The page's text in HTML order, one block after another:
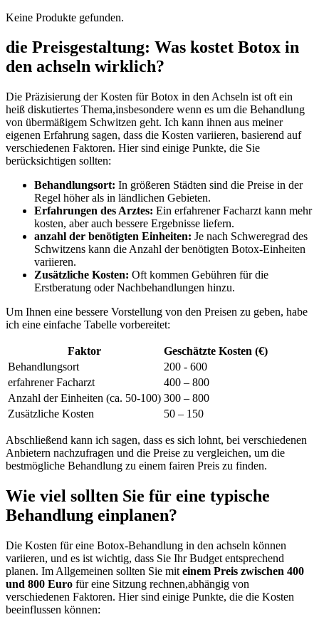
Keine Produkte gefunden.
die Preisgestaltung: ⁢Was kostet Botox in
den achseln wirklich?
Die Präzisierung der Kosten für Botox in⁣ den Achseln ist‍ oft ein
heiß diskutiertes Thema,insbesondere wenn‌ es um die Behandlung
von übermäßigem ⁢Schwitzen geht. Ich kann ihnen aus ‍meiner
eigenen ​Erfahrung sagen, dass die Kosten ​variieren, basierend auf
verschiedenen Faktoren. Hier sind einige Punkte, ⁢die Sie
berücksichtigen sollten:
Behandlungsort: In größeren Städten sind die Preise in der
Regel höher als in ländlichen Gebieten.
Erfahrungen des⁤ Arztes: Ein erfahrener Facharzt kann ⁤mehr
​kosten,⁣ aber auch bessere Ergebnisse liefern.
anzahl der benötigten ⁣Einheiten: Je nach Schweregrad des
Schwitzens kann die Anzahl der benötigten Botox-Einheiten
variieren.
Zusätzliche ​Kosten: Oft kommen Gebühren für die
Erstberatung oder Nachbehandlungen hinzu.
Um Ihnen eine bessere Vorstellung‌ von den Preisen zu geben, habe
ich eine einfache Tabelle vorbereitet:
Faktor
Geschätzte Kosten (€)
Behandlungsort
200 -⁣ 600
erfahrener Facharzt
400 – 800
Anzahl der Einheiten (ca. 50-100) 300 – 800
Zusätzliche Kosten
50 – 150
Abschließend kann ich sagen, dass es sich lohnt, bei verschiedenen
Anbietern nachzufragen und die Preise zu vergleichen, um die
bestmögliche ‍Behandlung ​zu einem fairen Preis zu finden.
Wie viel sollten Sie für eine typische
Behandlung einplanen?
Die Kosten für eine Botox-Behandlung in den achseln⁤ können
variieren,​ und es ​ist wichtig, dass Sie​ Ihr Budget entsprechend
planen. Im⁣ Allgemeinen sollten​ Sie mit einem​ Preis zwischen 400
und 800 Euro für eine Sitzung rechnen,abhängig⁣ von
verschiedenen Faktoren.⁤ Hier sind‌ einige Punkte, die die Kosten ​
beeinflussen können: